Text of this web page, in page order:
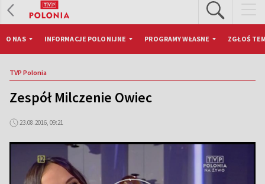
O NAS INFORMACJE POLONIJNE PROGRAMY WŁASNE ZGŁOŚ
TVP Polonia
Zespół Milczenie Owiec
23.08.2016, 09:21